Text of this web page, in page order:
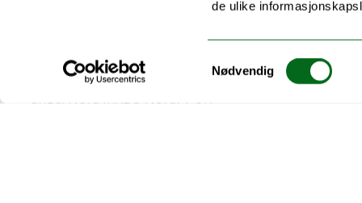
de ulike
Samtykkevalg
Nødvendig
Foreldre-Baby Intervensjonen
Se alle våre tjenestestøttetilbud:Kursogtjenester –
unge, Nord (RKBU Nord) | UiT